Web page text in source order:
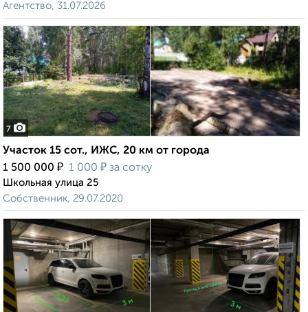
Агентство, 31.07.2026
7
Участок 15 сот., ИЖС, 20 км от города
1 500 000 ₽ 1 000 ₽ за сотку
Школьная улица 25
Собственник, 29.07.2020